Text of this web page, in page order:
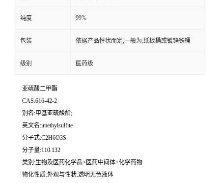
纯度 99%
包装 依据产品性状而定,一般为:纸板桶或镀锌铁桶
级别 医药级
亚硫酸二甲酯
CAS:616-42-2
别名:甲基亚硫酸酯;
英文名:imethylsulfite
分子式:C2H6O3S
分子量:110.132
类别:生物及医药化学品>医药中间体>化学药物
物化性质:外观与性状:透明无色液体